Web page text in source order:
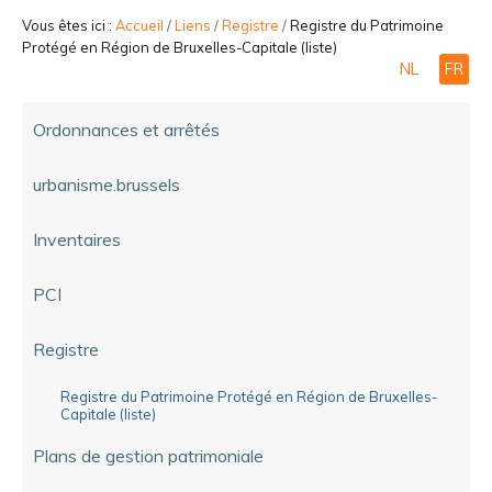
PARTICIPER
avancée…
Vous êtes ici : Accueil /Liens /Registre /Registre du Patrimoine
Protégé en Région de Bruxelles-Capitale (liste)
NL FR
Ordonnances et arrêtés
urbanisme.brussels
Inventaires
PCI
Registre
Registre du Patrimoine Protégé en Région de Bruxelles-
Capitale (liste)
Plans de gestion patrimoniale